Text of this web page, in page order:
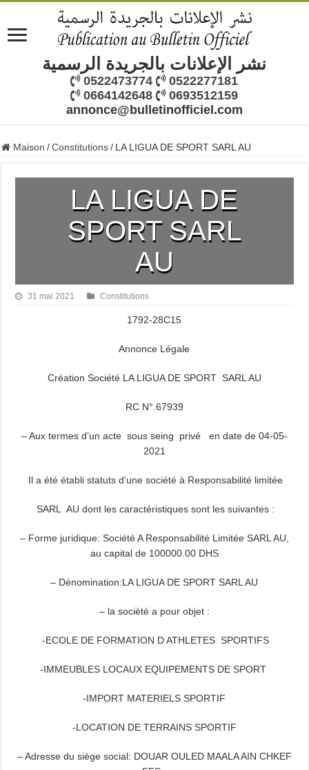
نشر الإعلانات بالجريدة الرسمية
0522473774
0522277181
0664142648
0693512159
annonce@bulletinofficiel.com
Maison / Constitutions / LA LIGUA DE SPORT SARL AU
LA LIGUA DE
SPORT SARL
AU
31 mai 2021 Constitutions
1792-28C15
Annonce Légale
Création Société LA LIGUA DE SPORT SARL AU
RC N°.67939
– Aux termes d’un acte sous seing privé en date de 04-05-
2021
Il a été établi statuts d’une société à Responsabilité limitée
SARL AU dont les caractéristiques sont les suivantes :
– Forme juridique: Société A Responsabilité Limitée SARL AU,
au capital de 100000.00 DHS
– Dénomination:LA LIGUA DE SPORT SARL AU
– la société a pour objet :
-ECOLE DE FORMATION D ATHLETES SPORTIFS
-IMMEUBLES LOCAUX EQUIPEMENTS DE SPORT
-IMPORT MATERIELS SPORTIF
-LOCATION DE TERRAINS SPORTIF
– Adresse du siège social: DOUAR OULED MAALA AIN CHKEF